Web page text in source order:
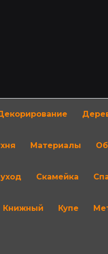
Материалы
Скамейка
Книжный Купе